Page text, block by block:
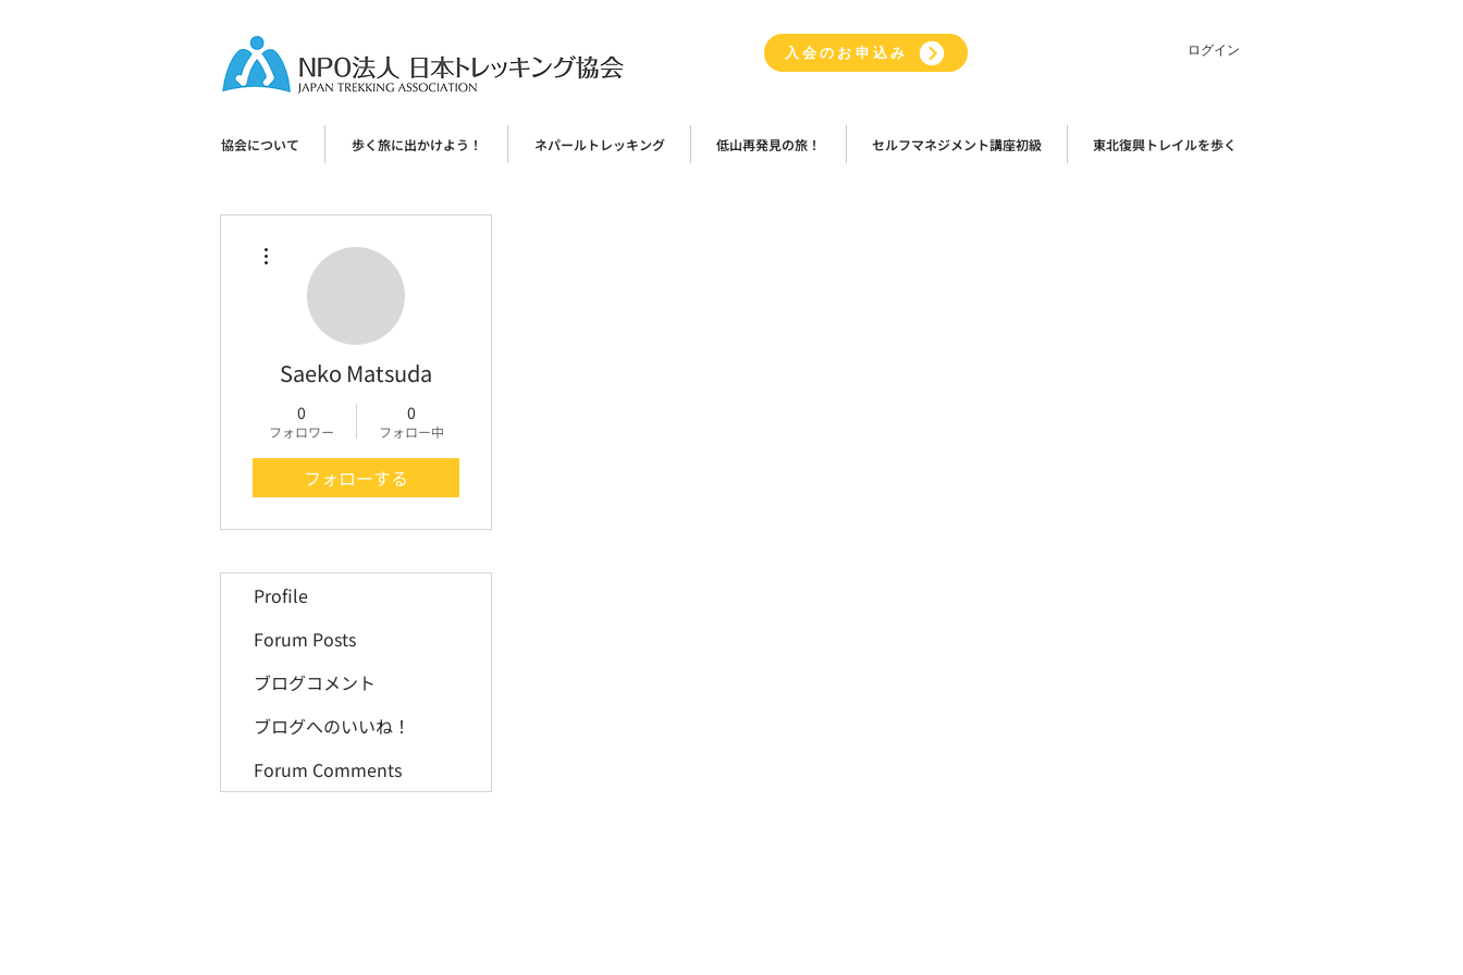
入会のお申込み ログイン
協会について 歩く旅に出かけよう！ ネパールトレッキング 低山再発見の旅！ セルフマネジメント講座初級 東北復興トレイルを歩く
Saeko Matsuda
0
フォロワー
0
フォロー中
フォローする
Profile
Forum Posts
ブログコメント
ブログへのいいね！
Forum Comments